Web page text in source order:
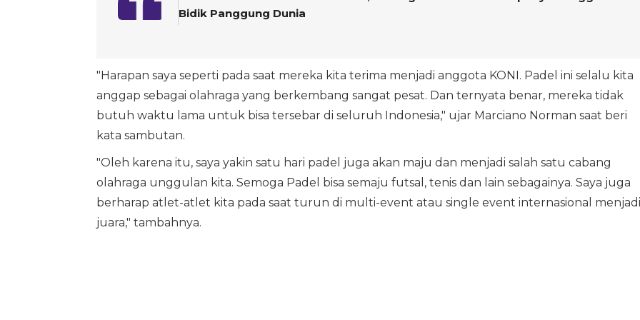
Bidik Panggung Dunia
"Harapan saya seperti pada saat mereka kita terima menjadi anggota KONI. Padel ini selalu kita
anggap sebagai olahraga yang berkembang sangat pesat. Dan ternyata benar, mereka tidak
butuh waktu lama untuk bisa tersebar di seluruh Indonesia," ujar Marciano Norman saat beri
kata sambutan.
"Oleh karena itu, saya yakin satu hari padel juga akan maju dan menjadi salah satu cabang
olahraga unggulan kita. Semoga Padel bisa semaju futsal, tenis dan lain sebagainya. Saya juga
berharap atlet-atlet kita pada saat turun di multi-event atau single event internasional menjadi
juara," tambahnya.